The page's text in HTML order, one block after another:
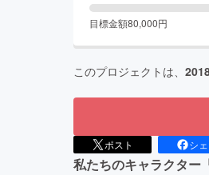
目標金額80,000円
このプロジェクトは、
ポスト シ
私たちのキャラクター